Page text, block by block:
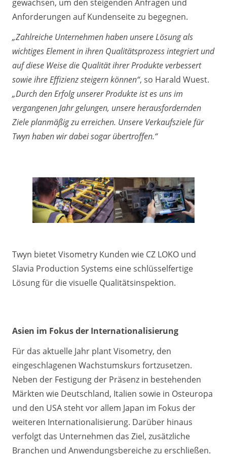
gewachsen, um den steigenden Anfragen und
Anforderungen auf Kundenseite zu begegnen.
„Zahlreiche Unternehmen haben unsere Lösung als
wichtiges Element in ihren Qualitätsprozess integriert und
auf diese Weise die Qualität ihrer Produkte verbessert
sowie ihre Effizienz steigern können“, so Harald Wuest.
„Durch den Erfolg unserer Produkte ist es uns im
vergangenen Jahr gelungen, unsere herausfordernden
Ziele planmäßig zu erreichen. Unsere Verkaufsziele für
Twyn haben wir dabei sogar übertroffen.“
Twyn bietet Visometry Kunden wie CZ LOKO und
Slavia Production Systems eine schlüsselfertige
Lösung für die visuelle Qualitätsinspektion.
Asien im Fokus der Internationalisierung
Für das aktuelle Jahr plant Visometry, den
eingeschlagenen Wachstumskurs fortzusetzen.
Neben der Festigung der Präsenz in bestehenden
Märkten wie Deutschland, Italien sowie in Osteuropa
und den USA steht vor allem Japan im Fokus der
weiteren Internationalisierung. Darüber hinaus
verfolgt das Unternehmen das Ziel, zusätzliche
Branchen und Anwendungsbereiche zu erschließen.